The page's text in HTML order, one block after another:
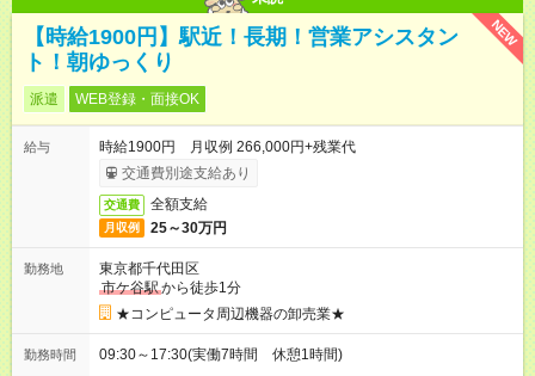
NEW
【時給1900円】駅近！長期！営業アシスタン
ト！朝ゆっくり
派遣 WEB登録・面接OK
給与
時給1900円 月収例 266,000円+残業代
交通費別途支給あり
交通費 全額支給
月収例 25～30万円
勤務地
東京都千代田区
市ケ谷駅から徒歩1分
★コンピュータ周辺機器の卸売業★
勤務時間 09:30～17:30(実働7時間 休憩1時間)